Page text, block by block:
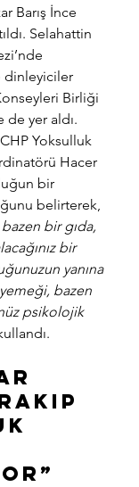
Barış İnce
Selahattin
dinleyiciler
Birliği
de yer aldı.
Yoksulluk
Hacer
bir
belirterek,
bir gıda,
bir
yanına
bazen
psikolojik